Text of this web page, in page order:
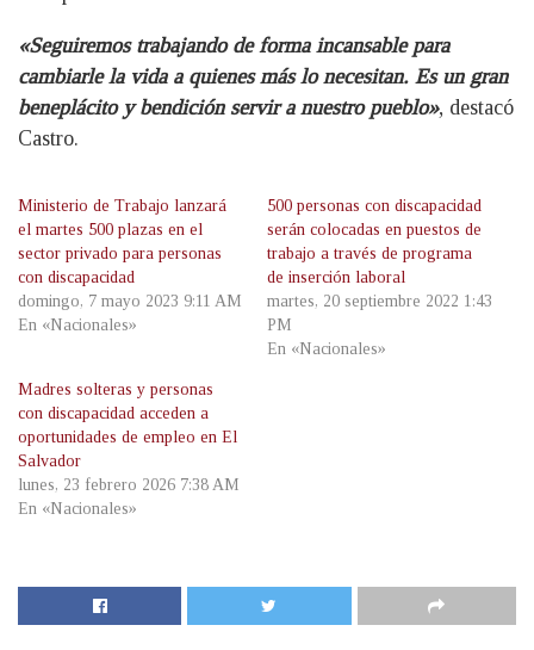
«Seguiremos trabajando de forma incansable para
cambiarle la vida a quienes más lo necesitan. Es un gran
beneplácito y bendición servir a nuestro pueblo», destacó
Castro.
Ministerio de Trabajo lanzará
el martes 500 plazas en el
sector privado para personas
con discapacidad
domingo, 7 mayo 2023 9:11 AM
En «Nacionales»
500 personas con discapacidad
serán colocadas en puestos de
trabajo a través de programa
de inserción laboral
martes, 20 septiembre 2022 1:43
PM
En «Nacionales»
Madres solteras y personas
con discapacidad acceden a
oportunidades de empleo en El
Salvador
lunes, 23 febrero 2026 7:38 AM
En «Nacionales»